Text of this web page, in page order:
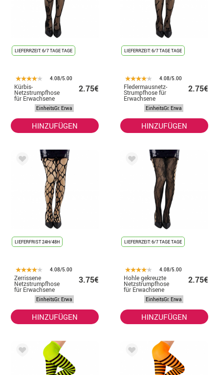
LIEFERRZEIT: 6/7 TAGE TAGE
4.08/5.00
Kürbis-
Netzstrumpfhose
für Erwachsene
2.75€
EinheitsGr. Erwa
HINZUFÜGEN
LIEFERRZEIT: 6/7 TAGE TAGE
4.08/5.00
Fledermausnetz-
Strumpfhose für
Erwachsene
2.75€
EinheitsGr. Erwa
HINZUFÜGEN
LIEFERFRIST 24H/48H
4.08/5.00
Zerrissene
Netzstrumpfhose
für Erwachsene
3.75€
EinheitsGr. Erwa
HINZUFÜGEN
LIEFERRZEIT: 6/7 TAGE TAGE
4.08/5.00
Hohle gekreuzte
Netzstrumpfhose
für Erwachsene
2.75€
EinheitsGr. Erwa
HINZUFÜGEN